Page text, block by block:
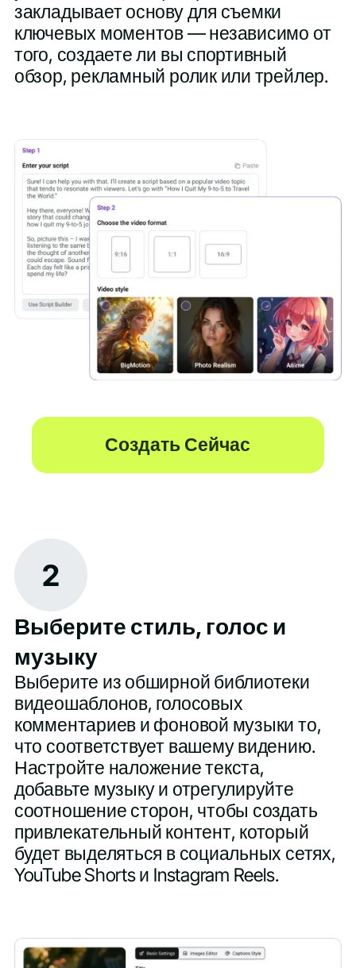
закладывает основу для съемки
ключевых моментов — независимо от
того, создаете ли вы спортивный
обзор, рекламный ролик или трейлер.
Создать Сейчас
2
Выберите стиль, голос и
музыку
Выберите из обширной библиотеки
видеошаблонов, голосовых
комментариев и фоновой музыки то,
что соответствует вашему видению.
Настройте наложение текста,
добавьте музыку и отрегулируйте
соотношение сторон, чтобы создать
привлекательный контент, который
будет выделяться в социальных сетях,
YouTube Shorts и Instagram Reels.